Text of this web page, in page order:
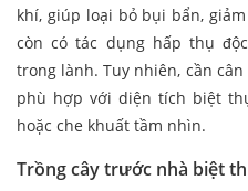
khí, giúp loại bỏ bụi bẩn,
còn có tác dụng hấp thụ
trong lành. Tuy nhiên, cần
phù hợp với diện tích biệt
hoặc che khuất tầm nhìn.
Trồng cây trước nhà biệt